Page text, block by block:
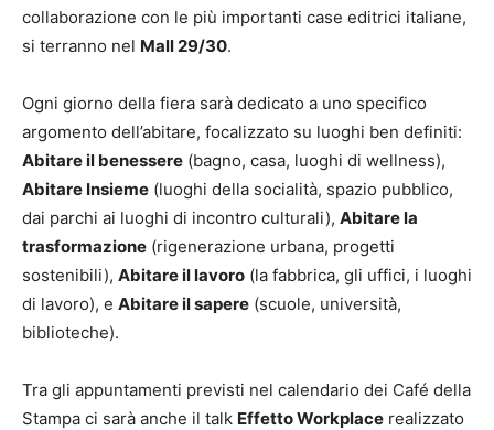
collaborazione con le più importanti case editrici italiane,
si terranno nel Mall 29/30.
Ogni giorno della fiera sarà dedicato a uno specifico
argomento dell’abitare, focalizzato su luoghi ben definiti:
Abitare il benessere (bagno, casa, luoghi di wellness),
Abitare Insieme (luoghi della socialità, spazio pubblico,
dai parchi ai luoghi di incontro culturali), Abitare la
trasformazione (rigenerazione urbana, progetti
sostenibili), Abitare il lavoro (la fabbrica, gli uffici, i luoghi
di lavoro), e Abitare il sapere (scuole, università,
biblioteche).
Tra gli appuntamenti previsti nel calendario dei Café della
Stampa ci sarà anche il talk Effetto Workplace realizzato